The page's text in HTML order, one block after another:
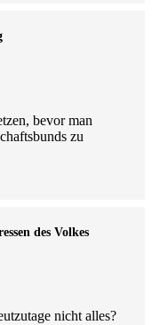
bevor man
zu
des Volkes
nicht alles?